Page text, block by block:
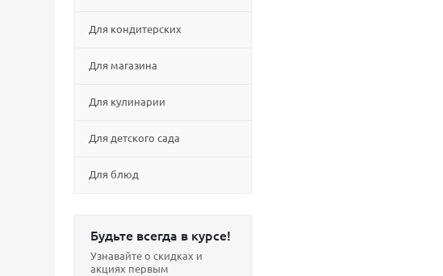
Для кондитерских
Для магазина
Для кулинарии
Для детского сада
Для блюд
Будьте всегда в курсе!
Узнавайте о скидках и
акциях первым